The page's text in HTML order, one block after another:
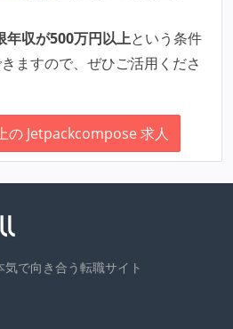
年収が500万円以上という条件
ますので、ぜひご活用くださ
の Jetpackcompose 求人
で向き合う転職サイト